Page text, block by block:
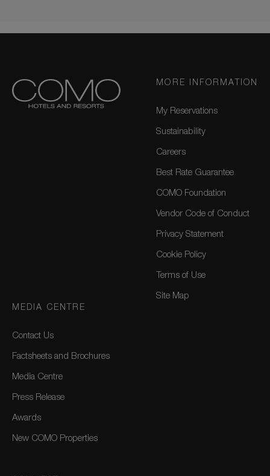
MORE INFORMATION
My Reservations
Sustainability
Careers
Best Rate Guarantee
COMO Foundation
Vendor Code of Conduct
Privacy Statement
Cookie Policy
Terms of Use
Site Map
MEDIA CENTRE
Contact Us
Factsheets and Brochures
Media Centre
Press Release
Awards
New COMO Properties